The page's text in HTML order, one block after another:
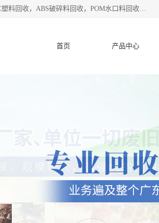
东莞市粤华再生资源回收有限公司从事pmma回收，亚克力回收，PA尼龙回收，PC塑料回收，ABS破碎料回收，POM水口料回收、废不锈钢回收等各类工厂废料回收等。
首页 产品中心